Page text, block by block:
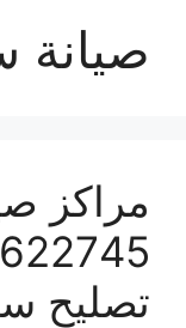
صيانة
مراكز
تصليح